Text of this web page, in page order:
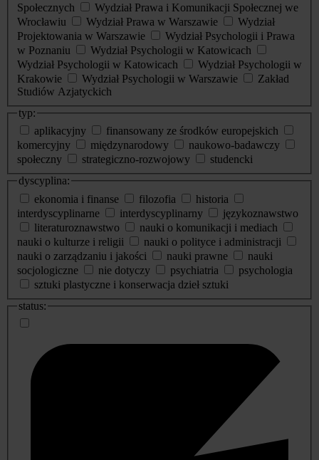
Społecznych
Wydział Prawa i Komunikacji Społecznej we
Wrocławiu
Wydział Prawa w Warszawie
Wydział
Projektowania w Warszawie
Wydział Psychologii i Prawa
w Poznaniu
Wydział Psychologii w Katowicach
Wydział Psychologii w Katowicach
Wydział Psychologii w
Krakowie
Wydział Psychologii w Warszawie
Zakład
Studiów Azjatyckich
typ:
aplikacyjny
finansowany ze środków europejskich
komercyjny
międzynarodowy
naukowo-badawczy
społeczny
strategiczno-rozwojowy
studencki
dyscyplina:
ekonomia i finanse
filozofia
historia
interdyscyplinarne
interdyscyplinarny
językoznawstwo
literaturoznawstwo
nauki o komunikacji i mediach
nauki o kulturze i religii
nauki o polityce i administracji
nauki o zarządzaniu i jakości
nauki prawne
nauki
socjologiczne
nie dotyczy psychiatria
psychologia
sztuki plastyczne i konserwacja dzieł sztuki
status: